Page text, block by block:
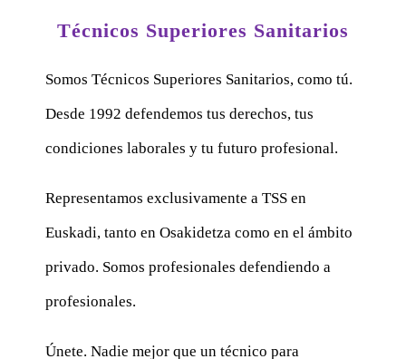
Técnicos Superiores Sanitarios
Somos Técnicos Superiores Sanitarios, como tú.
Desde 1992 defendemos tus derechos, tus
condiciones laborales y tu futuro profesional.
Representamos exclusivamente a TSS en
Euskadi, tanto en Osakidetza como en el ámbito
privado. Somos profesionales defendiendo a
profesionales.
Únete. Nadie mejor que un técnico para